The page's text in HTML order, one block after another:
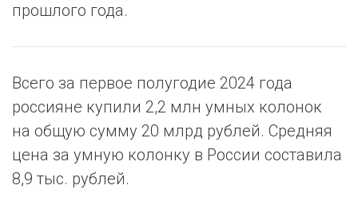
прошлого года.
Всего за первое полугодие 2024 года
россияне купили 2,2 млн умных колонок
на общую сумму 20 млрд рублей. Средняя
цена за умную колонку в России составила
8,9 тыс. рублей.